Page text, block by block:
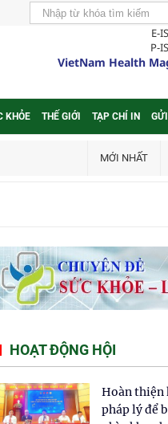
E-
P-
VietNam Health
KHỎE THẾ GIỚI TẠP CHÍ IN
MỚI NHẤT
HOẠT ĐỘNG HỘI
Hoàn thiện
pháp lý để